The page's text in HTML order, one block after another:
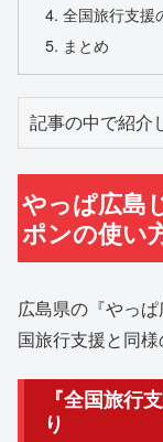
全国旅行支援
まとめ
記事の中で紹介
やっぱ広島
ポンの使い
広島県の『やっ
国旅行支援と同様
『全国旅行
り